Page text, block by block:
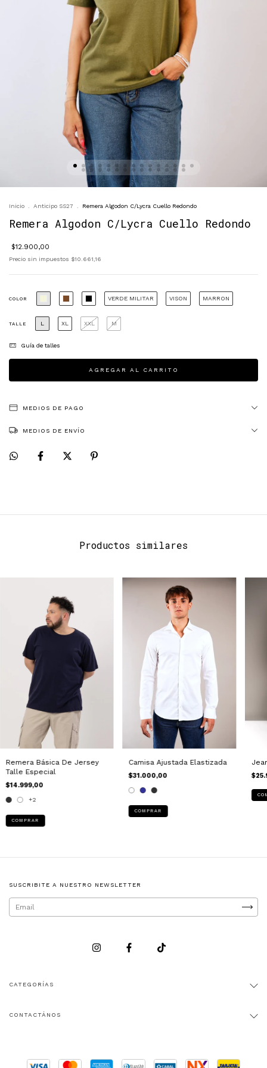
Inicio Anticipo SS27 Remera Algodon C/Lycra Cuello Redondo
Remera Algodon C/Lycra Cuello Redondo
$12.900,00
Precio sin impuestos $10.661,16
COLOR VERDE MILITAR VISON MARRON
TALLE L XL XXL M
Guía de talles
MEDIOS DE PAGO
MEDIOS DE ENVÍO
Productos similares
Remera Básica De Jersey
Talle Especial
$14.999,00
+2
COMPRAR
Camisa Ajustada Elastizada
$31.000,00
COMPRAR
SUSCRIBITE A NUESTRO NEWSLETTER
CATEGORÍAS
CONTACTÁNOS